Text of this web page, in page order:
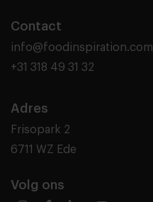
Contact
info@foodinspiration.com
+31 318 49 31 32
Adres
Frisopark 2
6711 WZ Ede
Volg ons